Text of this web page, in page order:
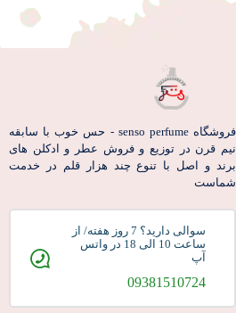
فروشگاه senso perfume - حس خوب با سابقه
نیم قرن در توزیع و فروش عطر و ادکلن های
برند و اصل با تنوع چند هزار قلم در خدمت
شماست
سوالی دارید؟ 7 روز هفته/ از
ساعت 10 الی 18 در واتس
آپ
09381510724